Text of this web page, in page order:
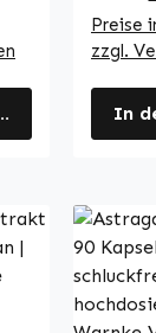
Preise
zzgl.
In